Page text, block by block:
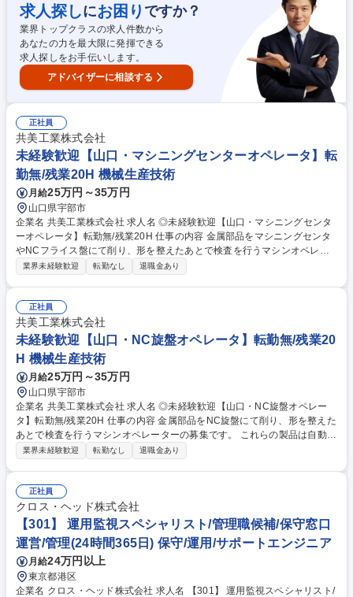
給準備 ・部材の運搬はクレーンやフォークリフトを使用する事もあります
が、社内で取得制度があるので免許資格が無くても安心です。■運搬補
助/・運搬担当の補助として製品梱包や製品を取引先まで運搬します。 会
社指示で機器の搬入や引取りを行う場合もあります。(使用トラック:1.5t/
MT車) 募集職種 ★未経験歓迎【八幡西区/ピッキング・運搬補助スタッ
フ】資格取得補助有
求人探しにお困り ですか？
業界トップクラスの求人件数から
あなたの力を最大限に発揮できる
求人探しをお手伝いします。
アドバイザーに相談する
正社員
共美工業株式会社
未経験歓迎【山口・マシニングセンターオペレータ】転
勤無/残業20H 機械生産技術
月給25万円～35万円
山口県宇部市
企業名 共美工業株式会社 求人名 ◎未経験歓迎【山口・マシニングセンタ
ーオペレータ】転勤無/残業20H 仕事の内容 金属部品をマシニングセンタ
やNCフライス盤にて削り、形を整えたあとで検査を行うマシンオペレー
ターの募集です。 これらの製品は自動車や家電産業などの幅広い分野の設
ペレータ】転勤無/残業20H
業界未経験歓迎 転勤なし 退職金あり
正社員
共美工業株式会社
未経験歓迎【山口・NC旋盤オペレータ】転勤無/残業20
H 機械生産技術
月給25万円～35万円
山口県宇部市
企業名 共美工業株式会社 求人名 ◎未経験歓迎【山口・NC旋盤オペレー
タ】転勤無/残業20H 仕事の内容 金属部品をNC旋盤にて削り、形を整えた
あとで検査を行うマシンオペレーターの募集です。 これらの製品は自動車
や家電産業などの幅広い分野の設備に使われ ていて、日本のモノづくりを
業界未経験歓迎 転勤なし 退職金あり
正社員
クロス・ヘッド株式会社
【301】 運用監視スペシャリスト/管理職候補/保守窓口
運営/管理(24時間365日) 保守/運用/サポートエンジニア
月給24万円以上
東京都港区
企業名 クロス・ヘッド株式会社 求人名 【301】 運用監視スペシャリスト/